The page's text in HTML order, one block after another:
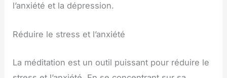
l’anxiété et la dépression.
Réduire le stress et l’anxiété
La méditation est un outil puissant pour réduire le